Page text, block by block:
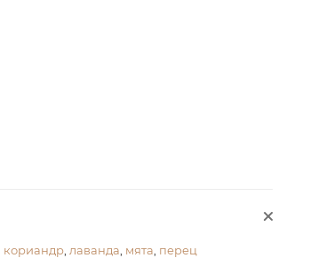
кориандр, лаванда мята перец